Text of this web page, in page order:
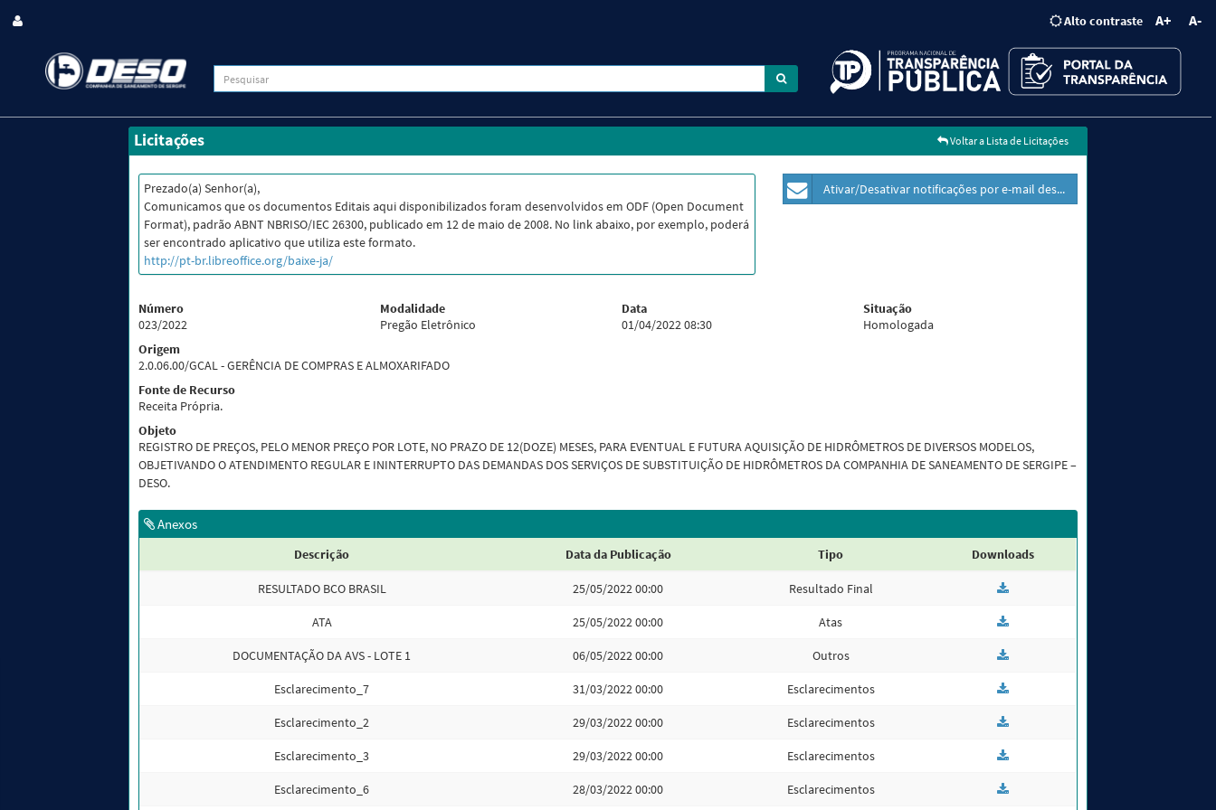
Alto contraste A+ A-
Licitações Voltar a Lista de Licitações
Prezado(a) Senhor(a),
Comunicamos que os documentos Editais aqui disponibilizados foram desenvolvidos em ODF (Open Document
Format), padrão ABNT NBRISO/IEC 26300, publicado em 12 de maio de 2008. No link abaixo, por exemplo, poderá
ser encontrado aplicativo que utiliza este formato.
http://pt-br.libreoffice.org/baixe-ja/
Ativar/Desativar notificações por e-mail dessa licitação
Número
023/2022
Modalidade
Pregão Eletrônico
Data
01/04/2022 08:30
Situação
Homologada
Origem
2.0.06.00/GCAL - GERÊNCIA DE COMPRAS E ALMOXARIFADO
Fonte de Recurso
Receita Própria.
Objeto
REGISTRO DE PREÇOS, PELO MENOR PREÇO POR LOTE, NO PRAZO DE 12(DOZE) MESES, PARA EVENTUAL E FUTURA AQUISIÇÃO DE HIDRÔMETROS DE DIVERSOS MODELOS,
OBJETIVANDO O ATENDIMENTO REGULAR E ININTERRUPTO DAS DEMANDAS DOS SERVIÇOS DE SUBSTITUIÇÃO DE HIDRÔMETROS DA COMPANHIA DE SANEAMENTO DE SERGIPE –
DESO.
Anexos
Descrição Data da Publicação Tipo Downloads
RESULTADO BCO BRASIL 25/05/2022 00:00 Resultado Final
ATA 25/05/2022 00:00 Atas
DOCUMENTAÇÃO DA AVS - LOTE 1 06/05/2022 00:00 Outros
Esclarecimento_7 31/03/2022 00:00 Esclarecimentos
Esclarecimento_2 29/03/2022 00:00 Esclarecimentos
Esclarecimento_3 29/03/2022 00:00 Esclarecimentos
Esclarecimento_6 28/03/2022 00:00 Esclarecimentos